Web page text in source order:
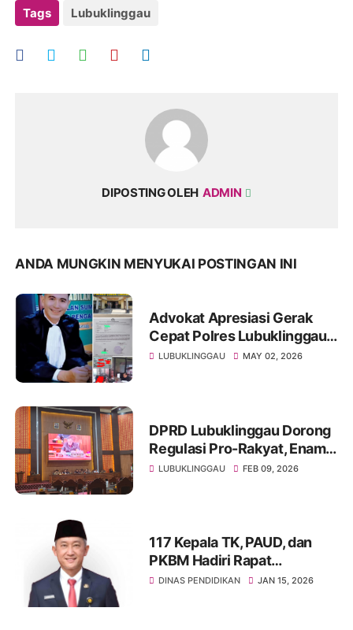
Tags Lubuklinggau
DIPOSTING OLEH ADMIN
ANDA MUNGKIN MENYUKAI POSTINGAN INI
Advokat Apresiasi Gerak
Cepat Polres Lubuklinggau
Usut Dugaan Investasi
LUBUKLINGGAU MAY 02, 2026
DPRD Lubuklinggau Dorong
Regulasi Pro-Rakyat, Enam
Raperda Dibahas dalam
LUBUKLINGGAU FEB 09, 2026
117 Kepala TK, PAUD, dan
PKBM Hadiri Rapat
Pembinaan Disdikbud Lubuk
DINAS PENDIDIKAN JAN 15, 2026